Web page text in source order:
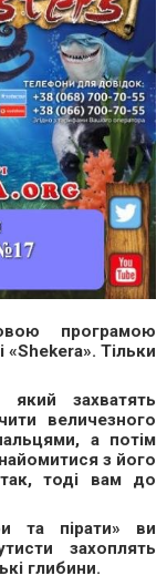
програмою
«Shekera». Тільки
захватять
величезного
а потім
з його
тоді вам до
та пірати» ви
захоплять
глибини.